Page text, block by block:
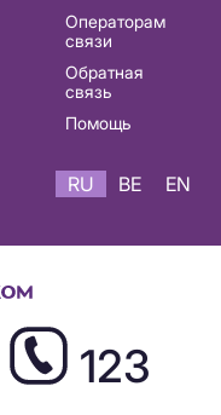
Операторам
связи
Обратная
связь
Помощь
RU BE EN
123